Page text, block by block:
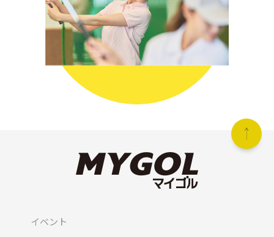
イベント